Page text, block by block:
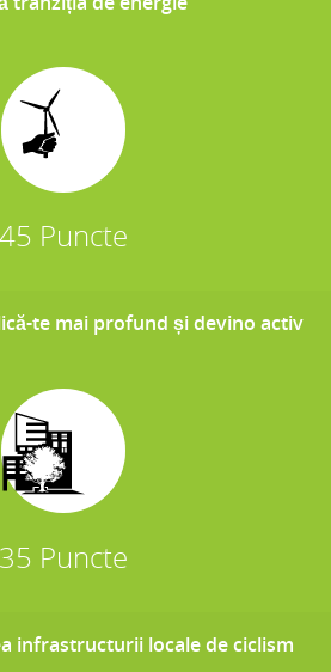
45 Puncte
te mai profund și devino activ
35 Puncte
infrastructurii locale de ciclism